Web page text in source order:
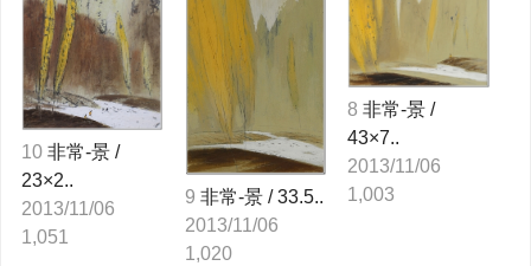
10 非常-景 /
23×2..
2013/11/06
1,051
9 非常-景 / 33.5..
2013/11/06
1,020
8 非常-景 /
43×7..
2013/11/06
1,003